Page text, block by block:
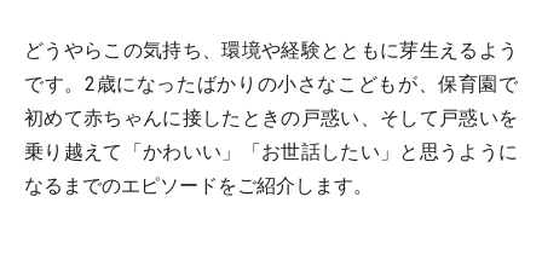
どうやらこの気持ち、環境や経験とともに芽生えるよう
です。2歳になったばかりの小さなこどもが、保育園で
初めて赤ちゃんに接したときの戸惑い、そして戸惑いを
乗り越えて「かわいい」「お世話したい」と思うように
なるまでのエピソードをご紹介します。